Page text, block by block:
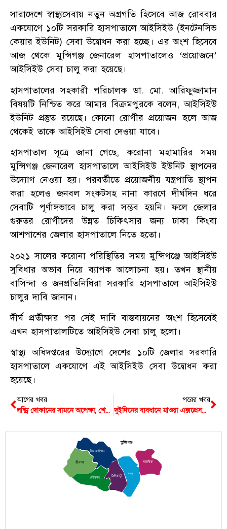
সারাদেশে স্বাস্থ্যসেবায় নতুন অগ্রগতি হিসেবে আজ রোববার
একযোগে ১০টি সরকারি হাসপাতালে আইসিইউ (ইনটেনসিভ
কেয়ার ইউনিট) সেবা উদ্বোধন করা হচ্ছে। এর অংশ হিসেবে
আজ থেকে মুন্সিগঞ্জ জেনারেল হাসপাতালেও ‘প্রয়োজনে’
আইসিইউ সেবা চালু করা হয়েছে।
হাসপাতালের সহকারী পরিচালক ডা. মো. আরিফুজ্জামান
বিষয়টি নিশ্চিত করে আমার বিক্রমপুরকে বলেন, আইসিইউ
ইউনিট প্রস্তুত রয়েছে। কোনো রোগীর প্রয়োজন হলে আজ
থেকেই তাকে আইসিইউ সেবা দেওয়া যাবে।
হাসপাতাল সূত্রে জানা গেছে, করোনা মহামারির সময়
মুন্সিগঞ্জ জেনারেল হাসপাতালে আইসিইউ ইউনিট স্থাপনের
উদ্যোগ নেওয়া হয়। পরবর্তীতে প্রয়োজনীয় যন্ত্রপাতি স্থাপন
করা হলেও জনবল সংকটসহ নানা কারণে দীর্ঘদিন ধরে
সেবাটি পূর্ণাঙ্গভাবে চালু করা সম্ভব হয়নি। ফলে জেলার
গুরুতর রোগীদের উন্নত চিকিৎসার জন্য ঢাকা কিংবা
আশপাশের জেলার হাসপাতালে নিতে হতো।
২০২১ সালের করোনা পরিস্থিতির সময় মুন্সিগঞ্জে আইসিইউ
সুবিধার অভাব নিয়ে ব্যাপক আলোচনা হয়। তখন স্থানীয়
বাসিন্দা ও জনপ্রতিনিধিরা সরকারি হাসপাতালে আইসিইউ
চালুর দাবি জানান।
দীর্ঘ প্রতীক্ষার পর সেই দাবি বাস্তবায়নের অংশ হিসেবেই
এখন হাসপাতালটিতে আইসিইউ সেবা চালু হলো।
স্বাস্থ্য অধিদপ্তরের উদ্যোগে দেশের ১০টি জেলার সরকারি
হাসপাতালে একযোগে এই আইসিইউ সেবা উদ্বোধন করা
হয়েছে।
আগের খবর
লন্ড্রি দোকানের সামনে অপেক্ষা, শেষ পর্যন্ত ২২০০ ইয়াবাসহ ধরা পড়লেন দুজন
পরের খবর
দুইদিনের ব্যবধানে মাওয়া এক্সপ্রেসওয়েতে মিললো শরীরে আঘাতপ্রাপ্ত আরও এক মরদেহ
শ্রীনগর
সিরাজদিখান
টংগিবাড়ী
সদর
গজারিয়া
লৌহজং
মুন্সিগঞ্জ